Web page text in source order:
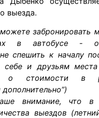
выезда.
забронировать
в автобусе -
спешить к началу
себе и друзьям
о стоимости в
внимание, что в
выездов